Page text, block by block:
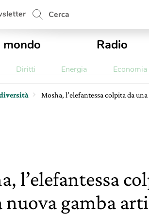
Cerca
mondo Radio
Diritti Energia
Mosha, l’elefantessa colpita da
l’elefantessa
nuova gamba